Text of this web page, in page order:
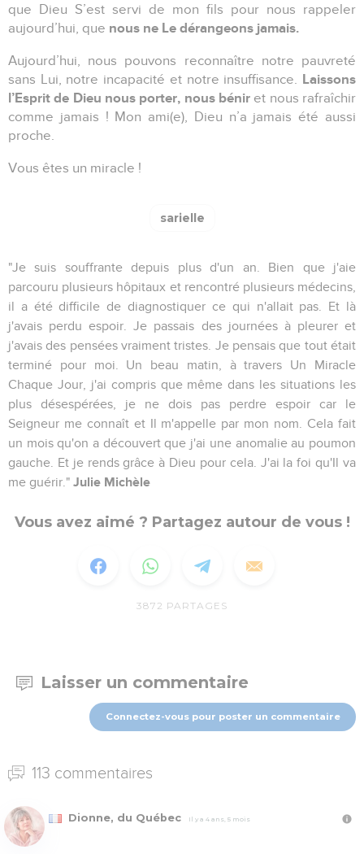
que Dieu S’est servi de mon fils pour nous rappeler
aujourd’hui, que nous ne Le dérangeons jamais.
Aujourd’hui, nous pouvons reconnaître notre pauvreté
sans Lui, notre incapacité et notre insuffisance. Laissons
l’Esprit de Dieu nous porter, nous bénir et nous rafraîchir
comme jamais ! Mon ami(e), Dieu n’a jamais été aussi
proche.
Vous êtes un miracle !
sarielle
"Je suis souffrante depuis plus d'un an. Bien que j'aie
parcouru plusieurs hôpitaux et rencontré plusieurs médecins,
il a été difficile de diagnostiquer ce qui n'allait pas. Et là
j'avais perdu espoir. Je passais des journées à pleurer et
j'avais des pensées vraiment tristes. Je pensais que tout était
terminé pour moi. Un beau matin, à travers Un Miracle
Chaque Jour, j'ai compris que même dans les situations les
plus désespérées, je ne dois pas perdre espoir car le
Seigneur me connaît et Il m'appelle par mon nom. Cela fait
un mois qu'on a découvert que j'ai une anomalie au poumon
gauche. Et je rends grâce à Dieu pour cela. J'ai la foi qu'Il va
me guérir." Julie Michèle
Vous avez aimé ? Partagez autour de vous !
3872 PARTAGES
Laisser un commentaire
Connectez-vous pour poster un commentaire
113 commentaires
Dionne, du Québec Il y a 4 ans, 5 mois